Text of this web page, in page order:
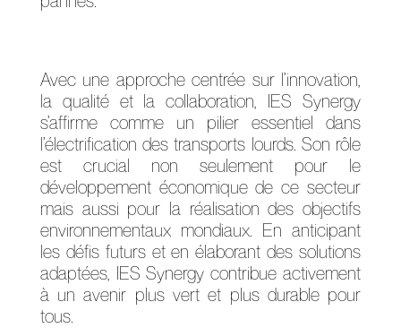
Avec une approche centrée sur l’innovation,
la qualité et la collaboration, IES Synergy
s’affirme comme un pilier essentiel dans
l’électrification des transports lourds. Son rôle
est crucial non seulement pour le
développement économique de ce secteur
mais aussi pour la réalisation des objectifs
environnementaux mondiaux. En anticipant
les défis futurs et en élaborant des solutions
adaptées, IES Synergy contribue activement
à un avenir plus vert et plus durable pour
tous.